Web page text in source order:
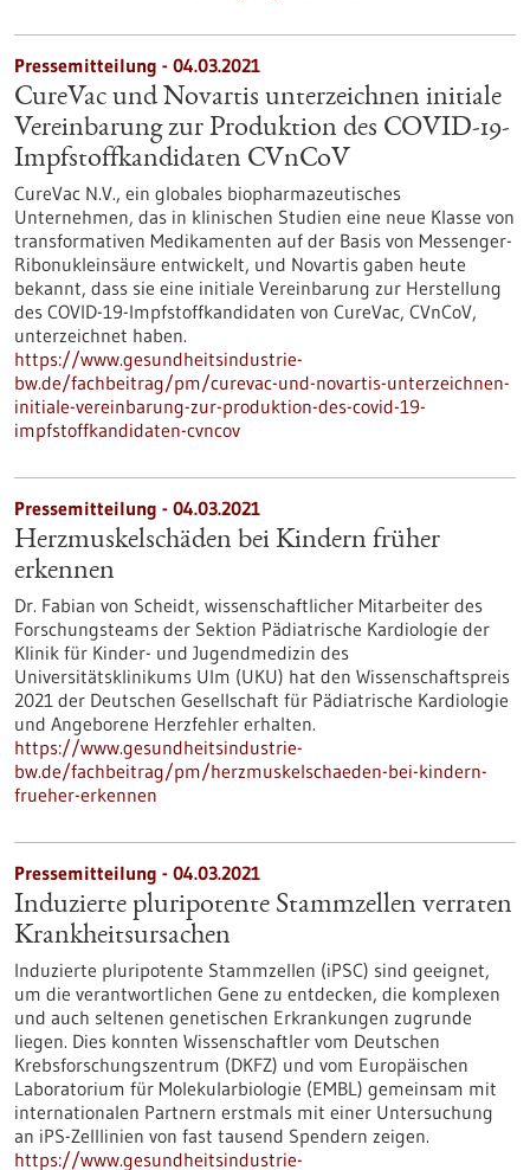
Pressemitteilung - 04.03.2021
CureVac und Novartis unterzeichnen initiale
Vereinbarung zur Produktion des COVID-19-
Impfstoffkandidaten CVnCoV
CureVac N.V., ein globales biopharmazeutisches
Unternehmen, das in klinischen Studien eine neue Klasse von
transformativen Medikamenten auf der Basis von Messenger-
Ribonukleinsäure entwickelt, und Novartis gaben heute
bekannt, dass sie eine initiale Vereinbarung zur Herstellung
des COVID-19-Impfstoffkandidaten von CureVac, CVnCoV,
unterzeichnet haben.
https://www.gesundheitsindustrie-
bw.de/fachbeitrag/pm/curevac-und-novartis-unterzeichnen-
initiale-vereinbarung-zur-produktion-des-covid-19-
impfstoffkandidaten-cvncov
Pressemitteilung - 04.03.2021
Herzmuskelschäden bei Kindern früher
erkennen
Dr. Fabian von Scheidt, wissenschaftlicher Mitarbeiter des
Forschungsteams der Sektion Pädiatrische Kardiologie der
Klinik für Kinder- und Jugendmedizin des
Universitätsklinikums Ulm (UKU) hat den Wissenschaftspreis
2021 der Deutschen Gesellschaft für Pädiatrische Kardiologie
und Angeborene Herzfehler erhalten.
https://www.gesundheitsindustrie-
bw.de/fachbeitrag/pm/herzmuskelschaeden-bei-kindern-
frueher-erkennen
Pressemitteilung - 04.03.2021
Induzierte pluripotente Stammzellen verraten
Krankheitsursachen
Induzierte pluripotente Stammzellen (iPSC) sind geeignet,
um die verantwortlichen Gene zu entdecken, die komplexen
und auch seltenen genetischen Erkrankungen zugrunde
liegen. Dies konnten Wissenschaftler vom Deutschen
Krebsforschungszentrum (DKFZ) und vom Europäischen
Laboratorium für Molekularbiologie (EMBL) gemeinsam mit
internationalen Partnern erstmals mit einer Untersuchung
an iPS-Zelllinien von fast tausend Spendern zeigen.
https://www.gesundheitsindustrie-